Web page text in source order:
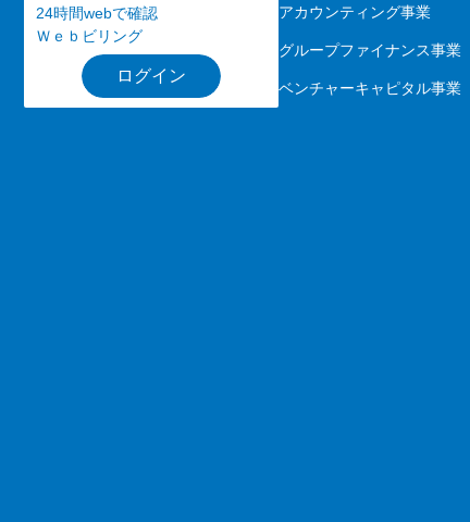
24時間webで確認
Ｗｅｂビリング
ログイン
アカウンティング事業
グループファイナンス事業
ベンチャーキャピタル事業